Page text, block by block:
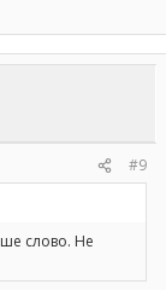
#9
слово. Не